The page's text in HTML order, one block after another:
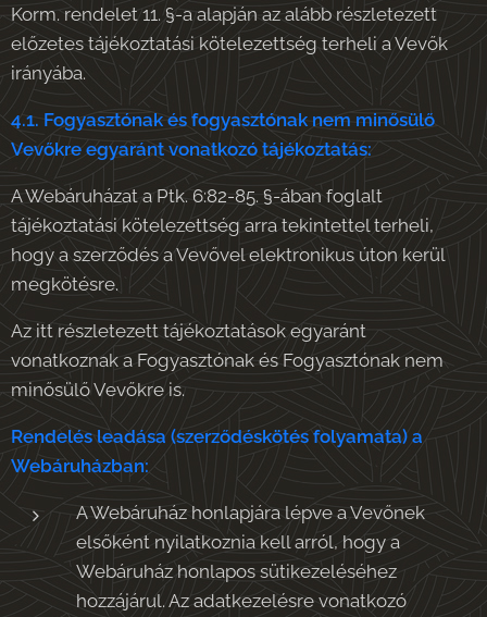
Korm. rendelet 11. §-a alapján az alább részletezett
előzetes tájékoztatási kötelezettség terheli a Vevők
irányába.
4.1. Fogyasztónak és fogyasztónak nem minősülő
Vevőkre egyaránt vonatkozó tájékoztatás:
A Webáruházat a Ptk. 6:82-85. §-ában foglalt
tájékoztatási kötelezettség arra tekintettel terheli,
hogy a szerződés a Vevővel elektronikus úton kerül
megkötésre.
Az itt részletezett tájékoztatások egyaránt
vonatkoznak a Fogyasztónak és Fogyasztónak nem
minősülő Vevőkre is.
Rendelés leadása (szerződéskötés folyamata) a
Webáruházban:
A Webáruház honlapjára lépve a Vevőnek
elsőként nyilatkoznia kell arról, hogy a
Webáruház honlapos sütikezeléséhez
hozzájárul. Az adatkezelésre vonatkozó